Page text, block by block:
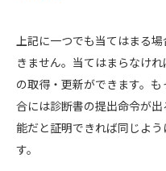
上記に一つでも当てはまる
きません。当てはまらなけ
の取得・更新ができます。
合には診断書の提出命令が
能だと証明できれば同じよ
す。